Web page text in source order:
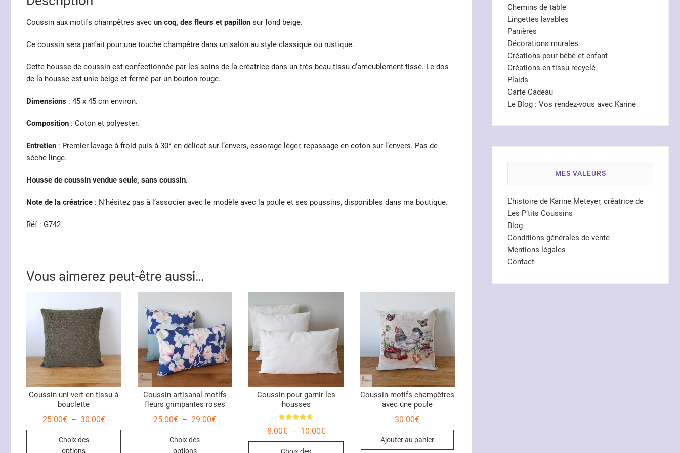
Coussin aux motifs champêtres avec un coq, des fleurs et papillon sur fond beige.
Ce coussin sera parfait pour une touche champêtre dans un salon au style classique ou rustique.
Cette housse de coussin est confectionnée par les soins de la créatrice dans un très beau tissu d’ameublement tissé. Le dos
de la housse est unie beige et fermé par un bouton rouge.
Dimensions : 45 x 45 cm environ.
Composition : Coton et polyester.
Entretien : Premier lavage à froid puis à 30° en délicat sur l’envers, essorage léger, repassage en coton sur l’envers. Pas de
sèche linge.
Housse de coussin vendue seule, sans coussin.
Note de la créatrice : N’hésitez pas à l’associer avec le modèle avec la poule et ses poussins, disponibles dans ma boutique.
Réf : G742
Vous aimerez peut-être aussi…
Coussin uni vert en tissu à
bouclette
25.00€ – 30.00€Plage
Choix des
options
Ce
Coussin artisanal motifs
fleurs grimpantes roses
25.00€ – 29.00€Plage
Choix des
options
Ce
produit
Coussin pour garnir les
housses
4.67
8.00€ – 10.00€Plage
Ce
Coussin motifs champêtres
avec une poule
30.00€
Ajouter au panier
Chemins de table
Lingettes lavables
Panières
Décorations murales
Créations pour bébé et enfant
Créations en tissu recyclé
Plaids
Carte Cadeau
Le Blog : Vos rendez-vous avec Karine
MES VALEURS
L’histoire de Karine Meteyer, créatrice de
Les P’tits Coussins
Blog
Conditions générales de vente
Mentions légales
Contact